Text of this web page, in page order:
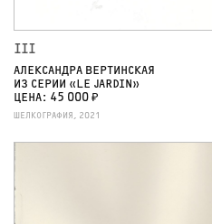
III
АЛЕКСАНДРА ВЕРТИНСКАЯ
ИЗ СЕРИИ «LE JARDIN»
ЦЕНА: 45 000 ₽
ШЕЛКОГРАФИЯ, 2021